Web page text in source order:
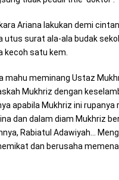
Ariana lakukan demi
utus surat ala-ala budak
kecoh satu kem.
mahu meminang Ustaz
Mukhriz dengan
apabila Mukhriz ini rupanya
dan dalam diam Mukhriz
Rabiatul Adawiyah…
dan berusaha